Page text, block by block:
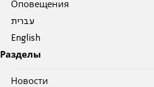
Оповещения
עברית
English
Разделы
Новости